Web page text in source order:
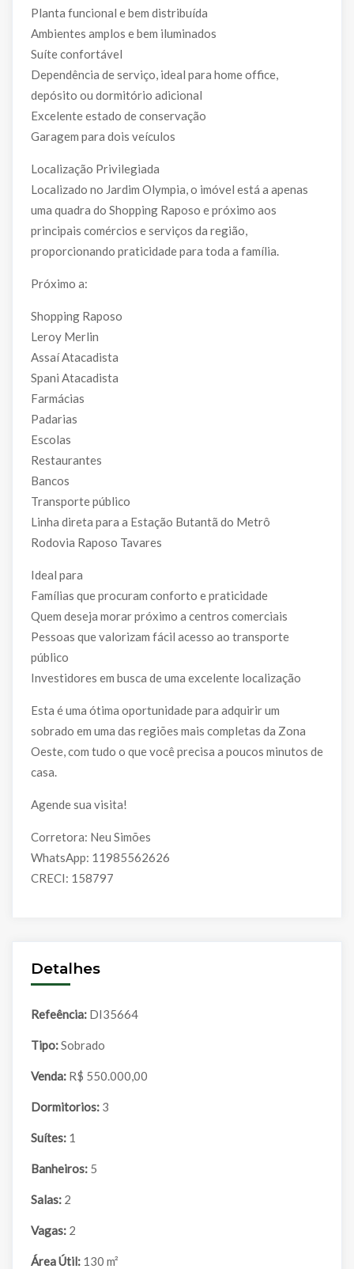
Planta funcional e bem distribuída
Ambientes amplos e bem iluminados
Suíte confortável
Dependência de serviço, ideal para home office,
depósito ou dormitório adicional
Excelente estado de conservação
Garagem para dois veículos
Localização Privilegiada
Localizado no Jardim Olympia, o imóvel está a apenas
uma quadra do Shopping Raposo e próximo aos
principais comércios e serviços da região,
proporcionando praticidade para toda a família.
Próximo a:
Shopping Raposo
Leroy Merlin
Assaí Atacadista
Spani Atacadista
Farmácias
Padarias
Escolas
Restaurantes
Bancos
Transporte público
Linha direta para a Estação Butantã do Metrô
Rodovia Raposo Tavares
Ideal para
Famílias que procuram conforto e praticidade
Quem deseja morar próximo a centros comerciais
Pessoas que valorizam fácil acesso ao transporte
público
Investidores em busca de uma excelente localização
Esta é uma ótima oportunidade para adquirir um
sobrado em uma das regiões mais completas da Zona
Oeste, com tudo o que você precisa a poucos minutos de
casa.
Agende sua visita!
Corretora: Neu Simões
WhatsApp: 11985562626
CRECI: 158797
Detalhes
Refeência: DI35664
Tipo: Sobrado
Venda: R$ 550.000,00
Dormitorios: 3
Suítes: 1
Banheiros: 5
Salas: 2
Vagas: 2
Área Útil: 130 m²